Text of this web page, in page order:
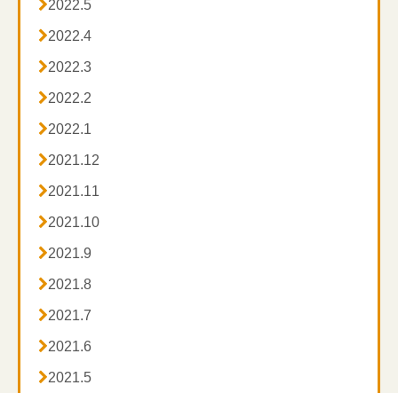
2022.5
2022.4
2022.3
2022.2
2022.1
2021.12
2021.11
2021.10
2021.9
2021.8
2021.7
2021.6
2021.5